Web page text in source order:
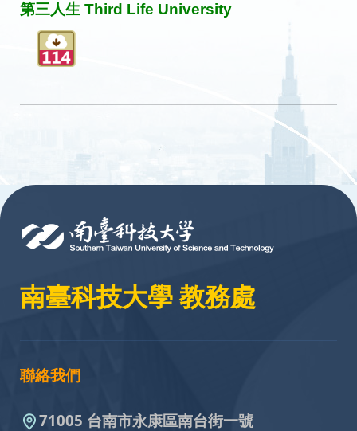
第三人生 Third Life University
南臺科技大學 教務處
聯絡我們
71005 台南市永康區南台街一號